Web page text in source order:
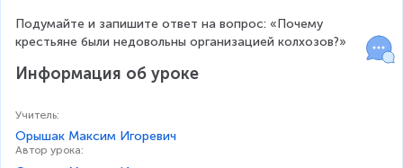
Подумайте и запишите ответ на вопрос: «Почему
крестьяне были недовольны организацией колхозов?»
Информация об уроке
Учитель:
Орышак Максим Игоревич
Автор урока: